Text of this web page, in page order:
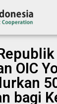
OIC
bagi